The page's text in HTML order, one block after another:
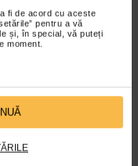
fi de acord cu aceste
pentru a vă
și, în special, vă puteți
moment.
pentru copii, care…
Plătești 2, primești 3